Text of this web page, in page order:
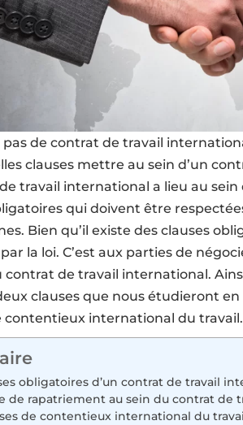
pas de contrat de travail
clauses mettre au sein d’un
travail international a lieu au sein
qui doivent être
Bien qu’il existe des clauses
la loi. C’est aux parties de
contrat de travail international.
clauses que nous étudieront
contentieux international du travail.
obligatoires d’un contrat de travail
de rapatriement au sein du contrat de
de contentieux international du